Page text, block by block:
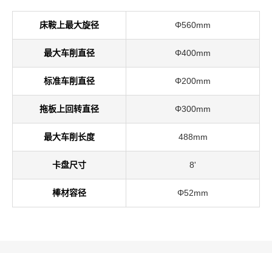
床鞍上最大旋径 Φ560mm
最大车削直径 Φ400mm
标准车削直径 Φ200mm
拖板上回转直径 Φ300mm
最大车削长度 488mm
卡盘尺寸 8'
棒材容径 Φ52mm